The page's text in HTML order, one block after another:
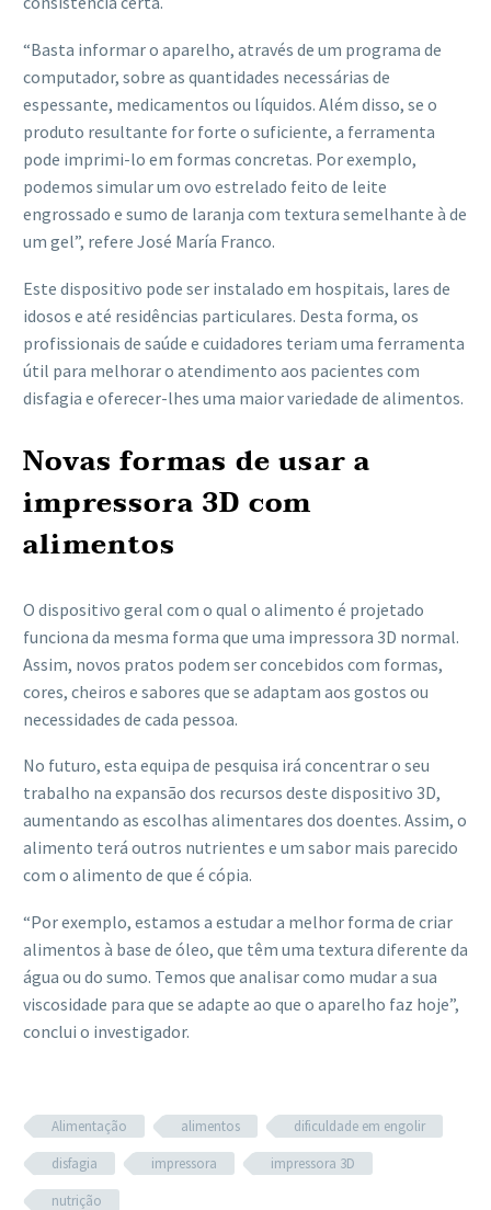
“Basta informar o aparelho, através de um programa de
computador, sobre as quantidades necessárias de
espessante, medicamentos ou líquidos. Além disso, se o
produto resultante for forte o suficiente, a ferramenta
pode imprimi-lo em formas concretas. Por exemplo,
podemos simular um ovo estrelado feito de leite
engrossado e sumo de laranja com textura semelhante à de
um gel”, refere José María Franco.
Este dispositivo pode ser instalado em hospitais, lares de
idosos e até residências particulares. Desta forma, os
profissionais de saúde e cuidadores teriam uma ferramenta
útil para melhorar o atendimento aos pacientes com
disfagia e oferecer-lhes uma maior variedade de alimentos.
Novas formas de usar a
impressora 3D com
alimentos
O dispositivo geral com o qual o alimento é projetado
funciona da mesma forma que uma impressora 3D normal.
Assim, novos pratos podem ser concebidos com formas,
cores, cheiros e sabores que se adaptam aos gostos ou
necessidades de cada pessoa.
No futuro, esta equipa de pesquisa irá concentrar o seu
trabalho na expansão dos recursos deste dispositivo 3D,
aumentando as escolhas alimentares dos doentes. Assim, o
alimento terá outros nutrientes e um sabor mais parecido
com o alimento de que é cópia.
“Por exemplo, estamos a estudar a melhor forma de criar
alimentos à base de óleo, que têm uma textura diferente da
água ou do sumo. Temos que analisar como mudar a sua
viscosidade para que se adapte ao que o aparelho faz hoje”,
conclui o investigador.
Alimentação alimentos
dificuldade em engolir
disfagia
impressora
impressora 3D
nutrição